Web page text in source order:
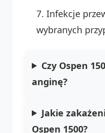
Infekcje
wybranych
Czy Ospen
anginę?
Jakie
Ospen 1500?